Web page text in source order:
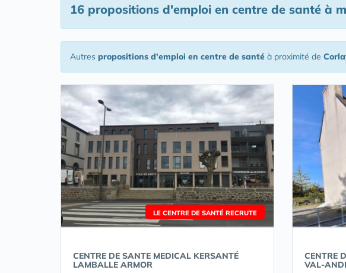
16 propositions d'emploi en centre de santé à
Autres propositions d'emploi en centre de santé à proximité de
LE CENTRE DE SANTÉ RECRUTE
CENTRE DE SANTE MEDICAL KERSANTÉ
LAMBALLE ARMOR
CENTRE
VAL-